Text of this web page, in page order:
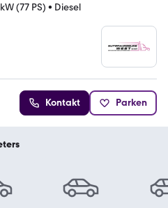
(77 PS) • Diesel
Kontakt Parken